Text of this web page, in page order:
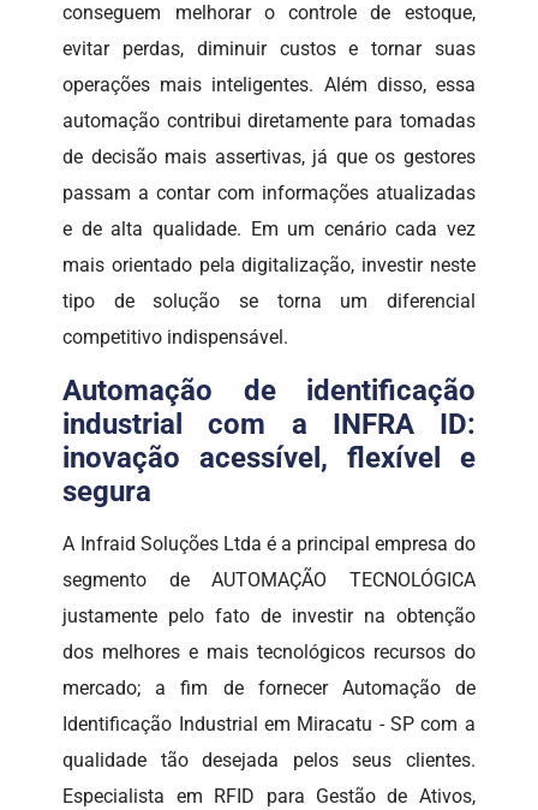
conseguem melhorar o controle de estoque,
evitar perdas, diminuir custos e tornar suas
operações mais inteligentes. Além disso, essa
automação contribui diretamente para tomadas
de decisão mais assertivas, já que os gestores
passam a contar com informações atualizadas
e de alta qualidade. Em um cenário cada vez
mais orientado pela digitalização, investir neste
tipo de solução se torna um diferencial
competitivo indispensável.
Automação de identificação
industrial com a INFRA ID:
inovação acessível, flexível e
segura
A Infraid Soluções Ltda é a principal empresa do
segmento de AUTOMAÇÃO TECNOLÓGICA
justamente pelo fato de investir na obtenção
dos melhores e mais tecnológicos recursos do
mercado; a fim de fornecer Automação de
Identificação Industrial em Miracatu - SP com a
qualidade tão desejada pelos seus clientes.
Especialista em RFID para Gestão de Ativos,